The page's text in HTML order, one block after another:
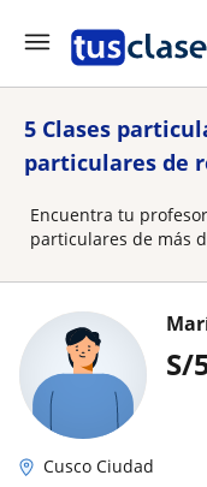
5 Clases
particulares de
Encuentra tu
particulares de más
S/
Cusco Ciudad